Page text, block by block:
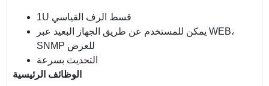
يمكن للمستخدم عن طريق الجهاز البعيد عبر WEB،
التحديث بسرعة
الوظائف الرئيسية